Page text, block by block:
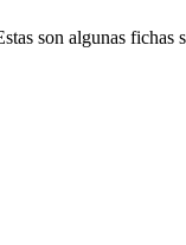
son algunas fichas